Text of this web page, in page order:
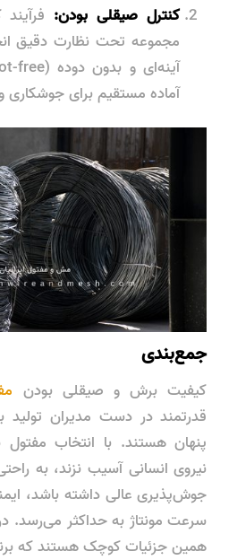
کنترل صیقلی بودن:
مجموعه تحت نظارت دقیق
آماده مستقیم برای جوشکاری
جمع‌بندی
کیفیت برش و صیقلی بودن
قدرتمند در دست مدیران
پنهان هستند. با انتخاب
نیروی انسانی آسیب نزند، به
جوش‌پذیری عالی داشته باشد،
سرعت مونتاژ به حداکثر می‌رسد. در
همین جزئیات کوچک هستند که